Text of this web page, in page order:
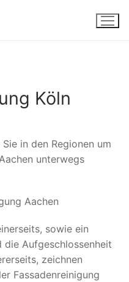
Köln
in den Regionen um
unterwegs
sowie ein
die Aufgeschlossenheit
zeichnen
Fassadenreinigung